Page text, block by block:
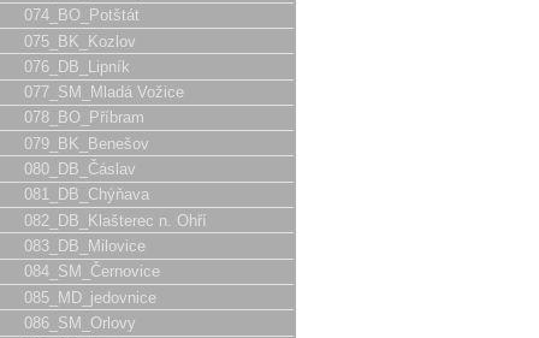
074_BO_Potštát
075_BK_Kozlov
076_DB_Lipník
077_SM_Mladá Vožice
078_BO_Příbram
079_BK_Benešov
080_DB_Čáslav
081_DB_Chýňava
082_DB_Klašterec n. Ohří
083_DB_Milovice
084_SM_Černovice
085_MD_jedovnice
086_SM_Orlovy